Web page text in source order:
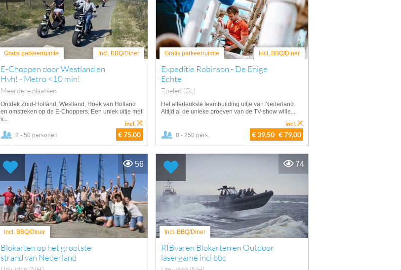
Gratis parkeerruimte Incl. BBQ/Diner
E-Choppen door Westland en
Hvh! - Metro <10 min!
Meerdere plaatsen
Ontdek Zuid-Holland, Westland, Hoek van Holland
en omstreken op de E-Choppers. Een uniek uitje met
v...
2 - 50 personen € 75,00
incl.
Gratis parkeerruimte Incl. BBQ/Diner
Expeditie Robinson - De Enige
Echte
Zoelen (GL)
Het allerleukste teambuilding uitje van Nederland.
Altijd al de unieke proeven van de TV-show wille...
8 - 250 pers. € 39,50 € 79,00
incl.
Incl. BBQ/Diner
Blokarten op het grootste
strand van Nederland
56
Incl. BBQ/Diner
RIBvaren Blokarten en Outdoor
lasergame incl bbq
74